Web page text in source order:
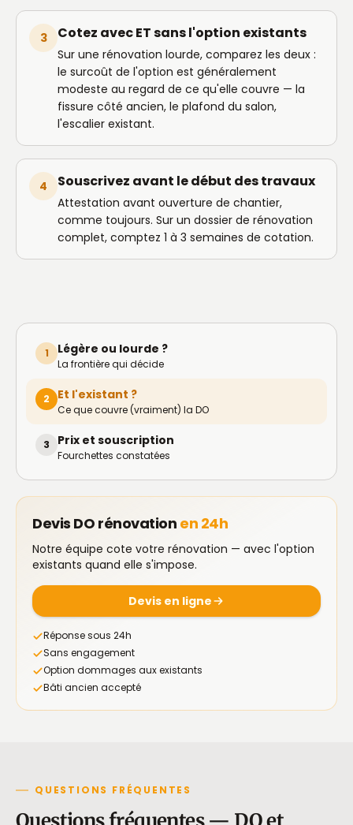
3 Cotez avec ET sans l'option existants
Sur une rénovation lourde, comparez les deux :
le surcoût de l'option est généralement
modeste au regard de ce qu'elle couvre — la
fissure côté ancien, le plafond du salon,
l'escalier existant.
4 Souscrivez avant le début des travaux
Attestation avant ouverture de chantier,
comme toujours. Sur un dossier de rénovation
complet, comptez 1 à 3 semaines de cotation.
1 Légère ou lourde ?
La frontière qui décide
2 Et l'existant ?
Ce que couvre (vraiment) la DO
3 Prix et souscription
Fourchettes constatées
Devis DO rénovation en 24h
Notre équipe cote votre rénovation — avec l'option
existants quand elle s'impose.
Devis en ligne
Réponse sous 24h
Sans engagement
Option dommages aux existants
Bâti ancien accepté
QUESTIONS FRÉQUENTES